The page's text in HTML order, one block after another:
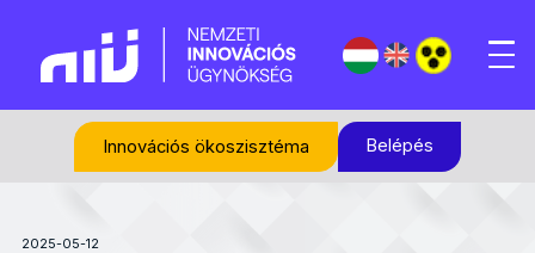
Innovációs ökoszisztéma Belépés
2025-05-12